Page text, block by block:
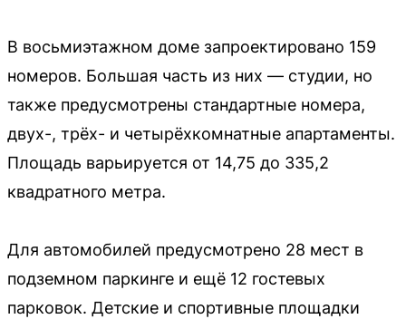
В восьмиэтажном доме запроектировано 159
номеров. Большая часть из них — студии, но
также предусмотрены стандартные номера,
двух-, трёх- и четырёхкомнатные апартаменты.
Площадь варьируется от 14,75 до 335,2
квадратного метра.
Для автомобилей предусмотрено 28 мест в
подземном паркинге и ещё 12 гостевых
парковок. Детские и спортивные площадки